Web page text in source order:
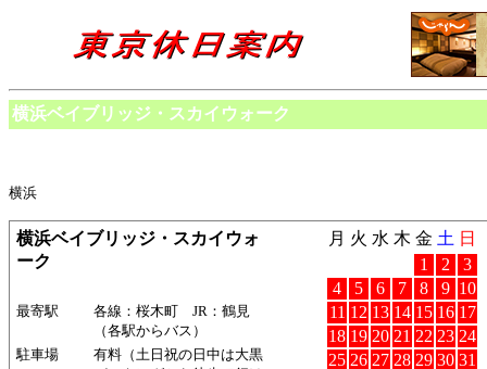
横浜ベイブリッジ・スカイウォーク
横浜
横浜ベイブリッジ・スカイウォ
ーク
最寄駅
各線：桜木町 JR：鶴見
（各駅からバス）
駐車場
有料（土日祝の日中は大黒
月 火 水 木 金 土 日
1
2
3
4
5 6 7 8 9 10
11 12 13 14 15 16 17
18 19 20 21 22 23 24
25 26 27 28 29 30 31